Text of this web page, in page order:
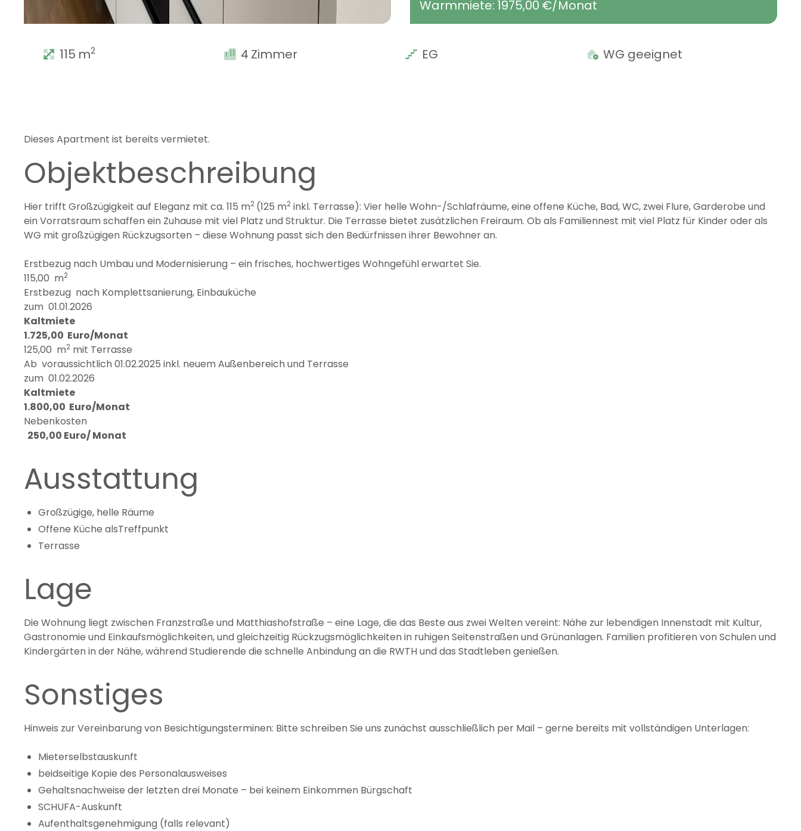
Warmmiete: 1975,00 €/Monat
115 m2 4 Zimmer EG WG geeignet
Dieses Apartment ist bereits vermietet.
Objektbeschreibung
Hier trifft Großzügigkeit auf Eleganz mit ca. 115 m2 (125 m2 inkl. Terrasse): Vier helle Wohn-/Schlafräume, eine offene Küche, Bad, WC, zwei Flure, Garderobe und
ein Vorratsraum schaffen ein Zuhause mit viel Platz und Struktur. Die Terrasse bietet zusätzlichen Freiraum. Ob als Familiennest mit viel Platz für Kinder oder als
WG mit großzügigen Rückzugsorten – diese Wohnung passt sich den Bedürfnissen ihrer Bewohner an.
Erstbezug nach Umbau und Modernisierung – ein frisches, hochwertiges Wohngefühl erwartet Sie.
115,00 m2
Erstbezug nach Komplettsanierung, Einbauküche
zum 01.01.2026
Kaltmiete
1.725,00 Euro/Monat
125,00 m2 mit Terrasse
Ab voraussichtlich 01.02.2025 inkl. neuem Außenbereich und Terrasse
zum 01.02.2026
Kaltmiete
1.800,00 Euro/Monat
Nebenkosten
250,00 Euro/ Monat
Ausstattung
Großzügige, helle Räume
Offene Küche alsTreffpunkt
Terrasse
Lage
Die Wohnung liegt zwischen Franzstraße und Matthiashofstraße – eine Lage, die das Beste aus zwei Welten vereint: Nähe zur lebendigen Innenstadt mit Kultur,
Gastronomie und Einkaufsmöglichkeiten, und gleichzeitig Rückzugsmöglichkeiten in ruhigen Seitenstraßen und Grünanlagen. Familien profitieren von Schulen und
Kindergärten in der Nähe, während Studierende die schnelle Anbindung an die RWTH und das Stadtleben genießen.
Sonstiges
Hinweis zur Vereinbarung von Besichtigungsterminen: Bitte schreiben Sie uns zunächst ausschließlich per Mail – gerne bereits mit vollständigen Unterlagen:
Mieterselbstauskunft
beidseitige Kopie des Personalausweises
Gehaltsnachweise der letzten drei Monate – bei keinem Einkommen Bürgschaft
SCHUFA-Auskunft
Aufenthaltsgenehmigung (falls relevant)